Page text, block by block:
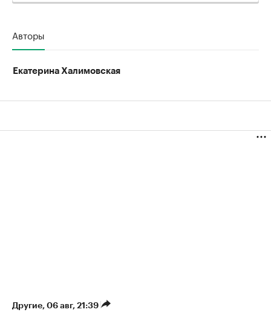
Авторы
Екатерина Халимовская
Другие⁠, 06 авг, 21:39